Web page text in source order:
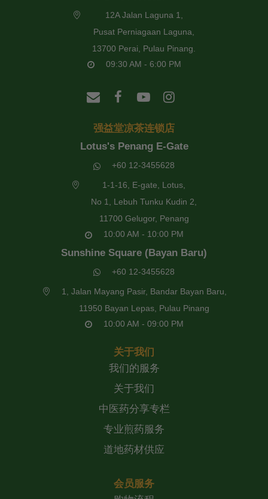
12A Jalan Laguna 1,
Pusat Perniagaan Laguna,
13700 Perai, Pulau Pinang.
09:30 AM - 6:00 PM
强益堂凉茶连锁店
Lotus's Penang E-Gate
+60 12-3455628
1-1-16, E-gate, Lotus,
No 1, Lebuh Tunku Kudin 2,
11700 Gelugor, Penang
10:00 AM - 10:00 PM
Sunshine Square (Bayan Baru)
+60 12-3455628
1, Jalan Mayang Pasir, Bandar Bayan Baru,
11950 Bayan Lepas, Pulau Pinang
10:00 AM - 09:00 PM
关于我们
我们的服务
关于我们
中医药分享专栏
专业煎药服务
道地药材供应
会员服务